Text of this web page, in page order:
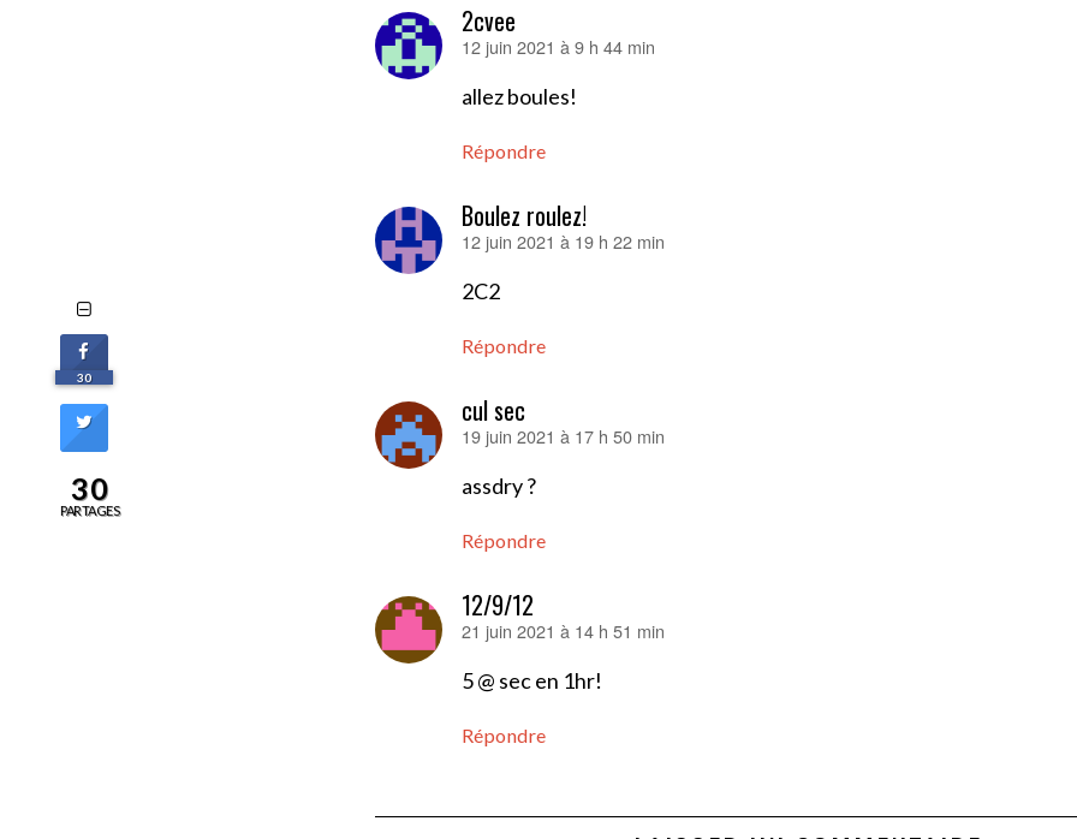
2cvee
dit :
12 juin 2021 à 9 h 44 min
allez boules!
Répondre
Boulez roulez!
dit :
12 juin 2021 à 19 h 22 min
2C2
Répondre
cul sec
dit :
19 juin 2021 à 17 h 50 min
assdry ?
Répondre
12/9/12
dit :
21 juin 2021 à 14 h 51 min
5 @ sec en 1hr!
Répondre
30
30
PARTAGES